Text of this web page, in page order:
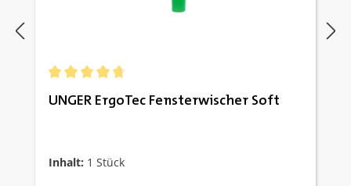
UNGER ErgoTec Fensterwischer Soft
Inhalt: 1 Stück